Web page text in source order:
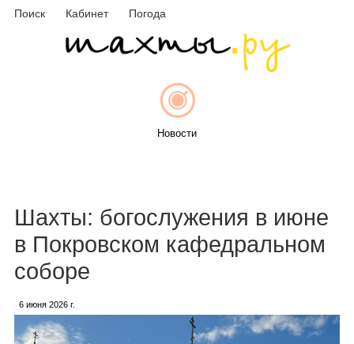
Поиск Кабинет Погода
Новости
Шахты: богослужения в июне
в Покровском кафедральном
соборе
6 июня 2026 г.